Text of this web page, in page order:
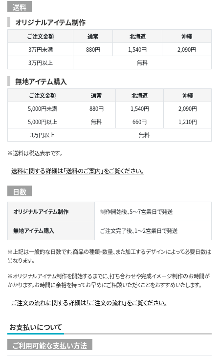
送料
オリジナルアイテム制作
ご注文金額 通常 北海道
沖縄
3万円未満
880円 1,540円
2,090円
3万円以上
無料
無地アイテム購入
ご注文金額 通常 北海道
沖縄
5,000円未満
880円 1,540円
2,090円
5,000円以上
無料 660円
1,210円
3万円以上
無料
※送料は税込表示です。
送料に関する詳細は「送料のご案内」をご覧ください。
日数
オリジナルアイテム制作 制作開始後、5～7営業日で発送
無地アイテム購入 ご注文完了後、1～2営業日で発送
※上記は一般的な日数です。商品の種類・数量、また加工するデザインによって必要日数は
異なります。
※オリジナルアイテム制作を開始するまでに、打ち合わせや完成イメージ制作のお時間が
かかります。お時間に余裕を持ってお早めにご相談いただくことをおすすめいたします。
ご注文の流れに関する詳細は「ご注文の流れ」をご覧ください。
お支払いについて
ご利用可能な支払い方法